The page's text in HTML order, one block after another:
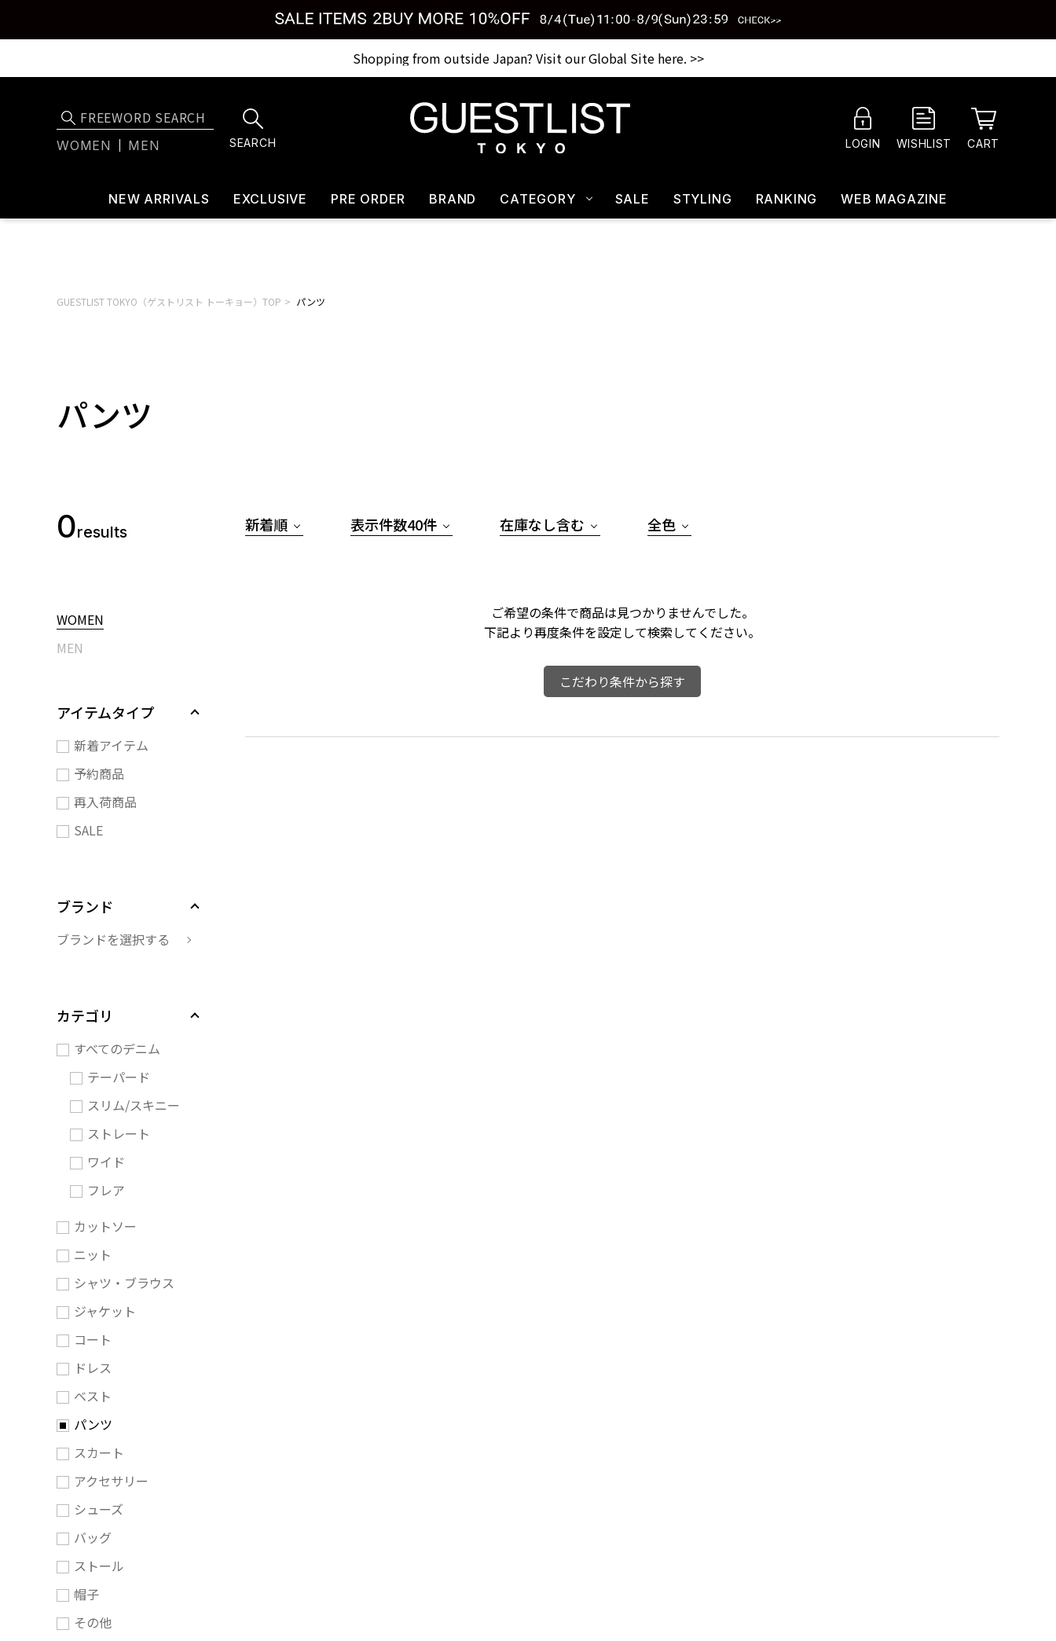
税込33,000円以上ご購入で送料無料 CHECK IT>>
Shopping from outside Japan? Visit our Global Site here. >>
WOMEN MEN SEARCH LOGIN WISHLIST CART
NEW ARRIVALS EXCLUSIVE PRE ORDER BRAND CATEGORY SALE STYLING RANKING WEB MAGAZINE
GUESTLIST TOKYO（ゲストリスト トーキョー）TOP パンツ
パンツ
0results
WOMEN
MEN
アイテムタイプ
新着アイテム
予約商品
再入荷商品
SALE
ブランド
ブランドを選択する
カテゴリ
すべてのデニム
テーパード
スリム/スキニー
ストレート
ワイド
フレア
カットソー
ニット
シャツ・ブラウス
ジャケット
コート
ドレス
ベスト
パンツ
スカート
アクセサリー
シューズ
バッグ
ストール
帽子
その他
新着順 表示件数40件 在庫なし含む 全色
ご希望の条件で商品は見つかりませんでした。
下記より再度条件を設定して検索してください。
こだわり条件から探す